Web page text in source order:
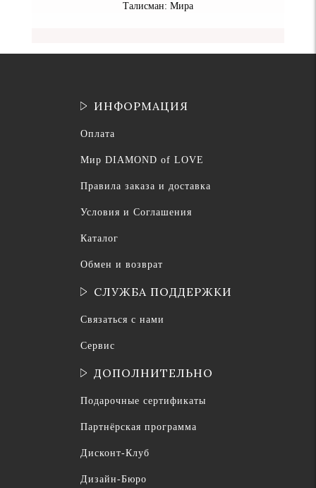
Талисман: Мира
ИНФОРМАЦИЯ
Оплата
Мир DIAMOND of LOVE
Правила заказа и доставка
Условия и Соглашения
Каталог
Обмен и возврат
СЛУЖБА ПОДДЕРЖКИ
Связаться с нами
Сервис
ДОПОЛНИТЕЛЬНО
Подарочные сертификаты
Партнёрская программа
Дисконт-Клуб
Дизайн-Бюро